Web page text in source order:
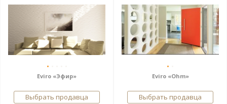
Eviro «Эфир»
Выбрать продавца
Eviro «Ohm»
Выбрать продавца